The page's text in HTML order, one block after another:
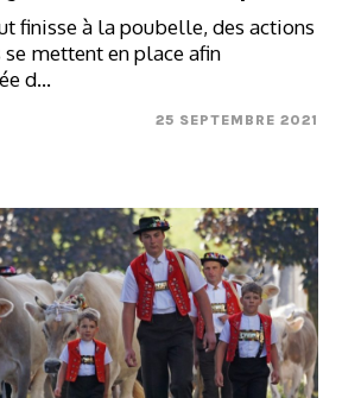
finisse à la poubelle, des actions
mettent en place afin
d...
25 SEPTEMBRE 2021